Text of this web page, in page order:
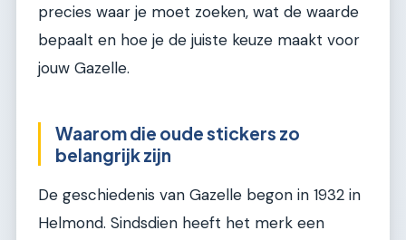
precies waar je moet zoeken, wat de waarde
bepaalt en hoe je de juiste keuze maakt voor
jouw Gazelle.
Waarom die oude stickers zo
belangrijk zijn
De geschiedenis van Gazelle begon in 1932 in
Helmond. Sindsdien heeft het merk een